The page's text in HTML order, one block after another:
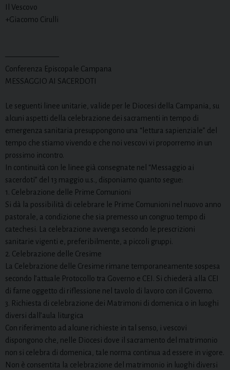
Il Vescovo
+Giacomo Cirulli
———————
Conferenza Episcopale Campana
MESSAGGIO AI SACERDOTI
Le seguenti linee unitarie, valide per le Diocesi della Campania, su
alcuni aspetti della celebrazione dei sacramenti in tempo di
emergenza sanitaria presuppongono una “lettura sapienziale” del
tempo che stiamo vivendo e che noi vescovi vi proporremo in un
prossimo incontro.
In continuità con le linee già consegnate nel “Messaggio ai
sacerdoti” del 13 maggio u.s., disponiamo quanto segue:
1. Celebrazione delle Prime Comunioni
Si dà la possibilità di celebrare le Prime Comunioni nel nuovo anno
pastorale, a condizione che sia premesso un congruo tempo di
catechesi. La celebrazione avvenga secondo le prescrizioni
sanitarie vigenti e, preferibilmente, a piccoli gruppi.
2. Celebrazione delle Cresime
La Celebrazione delle Cresime rimane temporaneamente sospesa
secondo l’attuale Protocollo tra Governo e CEI. Si chiederà alla CEI
di farne oggetto di riflessione nel tavolo di lavoro con il Governo.
3. Richiesta di celebrazione dei Matrimoni di domenica o in luoghi
diversi dall’aula liturgica
Con riferimento ad alcune richieste in tal senso, i vescovi
dispongono che, nelle Diocesi dove il sacramento del matrimonio
non si celebra di domenica, tale norma continua ad essere in vigore.
Non è consentita la celebrazione del matrimonio in luoghi diversi